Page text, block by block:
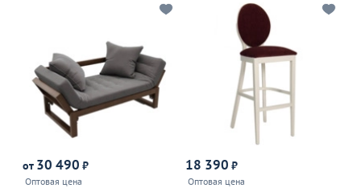
от 30 490 ₽
Оптовая цена
18 390 ₽
Оптовая цена